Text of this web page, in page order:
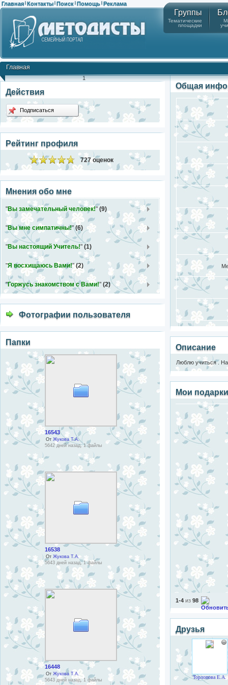
Главная | Контакты | Поиск | Помощь | Реклама
Группы
Тематические
площадки
Главная
1
Действия
Подписаться
Рейтинг профиля
727 оценок
Мнения обо мне
"Вы замечательный человек!" (9)
"Вы мне симпатичны!"(6)
"Вы настоящий Учитель!" (1)
"Я восхищаюсь Вами!"(2)
"Горжусь знакомством с Вами!" (2)
Фотографии пользователя
Папки
16543
От Жукова Т.А.
5642 дней назад, 1 файлы
16538
От Жукова Т.А.
5643 дней назад, 1 файлы
16448
От Жукова Т.А.
5643 дней назад, 1 файлы
Общая
Описание
Люблю учиться .
Мои подарки
1-4 из 98
Друзья
Торлопова Е.А.